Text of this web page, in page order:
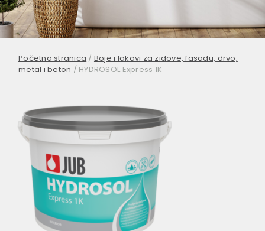
Početna stranica / Boje i lakovi za zidove, fasadu, drvo,
metal i beton / HYDROSOL Express 1K